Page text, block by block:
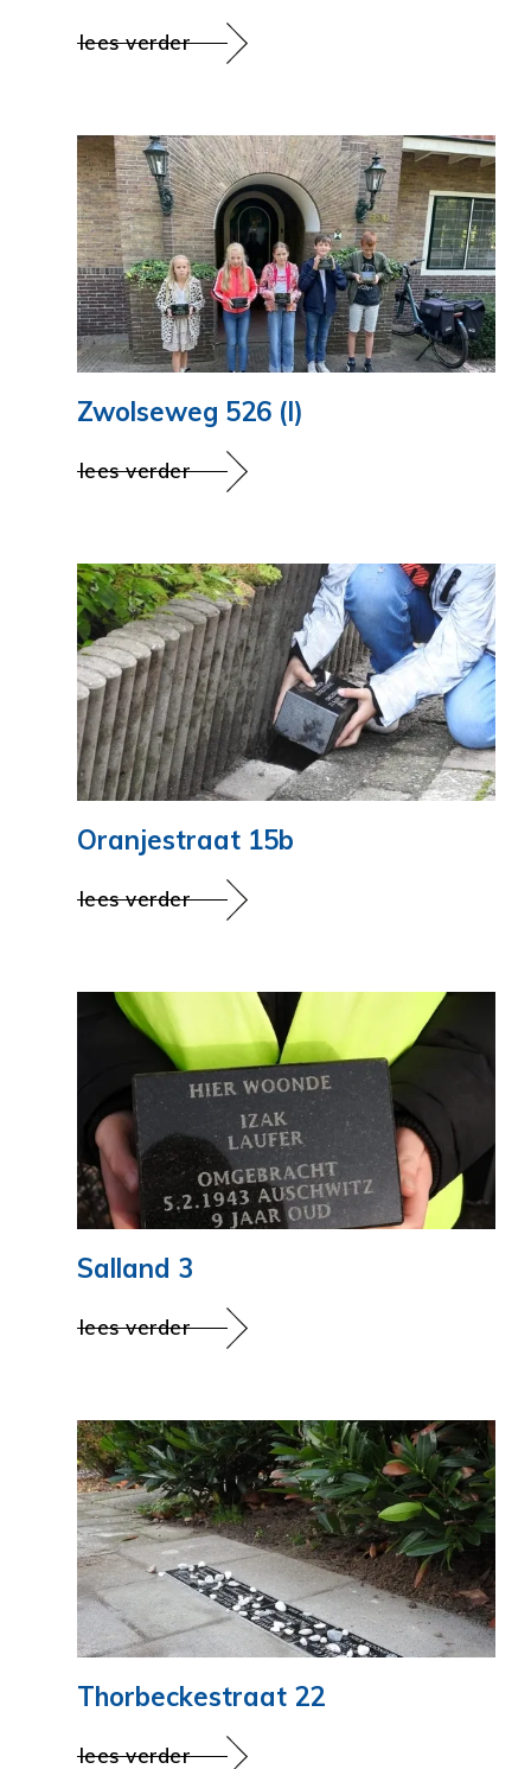
lees verder
Zwolseweg 526 (I)
lees verder
Oranjestraat 15b
lees verder
Salland 3
lees verder
Thorbeckestraat 22
lees verder